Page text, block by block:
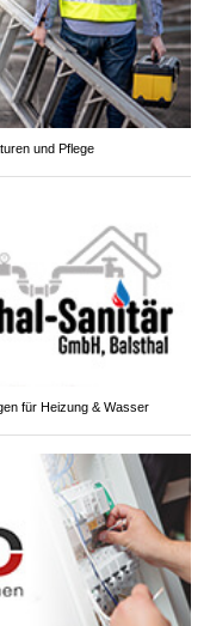
und Pflege
für Heizung & Wasser